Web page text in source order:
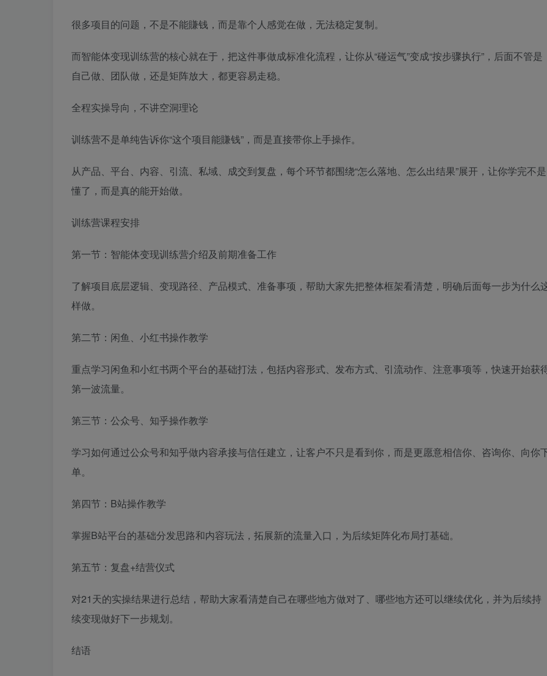
很多项目的问题，不是不能賺钱，而是靠个人感觉在做，无法稳定复制。
而智能体变现训练营的核心就在于，把这件事做成标准化流程，让你从“碰运气”变成“按步骤执行”，后面不管是
自己做、团队做，还是矩阵放大，都更容易走稳。
全程实操导向，不讲空洞理论
训练营不是单纯告诉你“这个项目能賺钱”，而是直接带你上手操作。
从产品、平台、内容、引流、私域、成交到复盘，每个环节都围绕“怎么落地、怎么出结果”展开，让你学完不是
懂了，而是真的能开始做。
训练营课程安排
第一节：智能体变现训练营介绍及前期准备工作
了解项目底层逻辑、变现路径、产品模式、准备事项，帮助大家先把整体框架看清楚，明确后面每一步为什么
样做。
第二节：闲鱼、小红书操作教学
重点学习闲鱼和小红书两个平台的基础打法，包括内容形式、发布方式、引流动作、注意事项等，快速开始获
第一波流量。
第三节：公众号、知乎操作教学
学习如何通过公众号和知乎做内容承接与信任建立，让客户不只是看到你，而是更愿意相信你、咨询你、向你
单。
第四节：B站操作教学
掌握B站平台的基础分发思路和内容玩法，拓展新的流量入口，为后续矩阵化布局打基础。
第五节：复盘+结营仪式
对21天的实操结果进行总结，帮助大家看清楚自己在哪些地方做对了、哪些地方还可以继续优化，并为后续持
续变现做好下一步规划。
结语